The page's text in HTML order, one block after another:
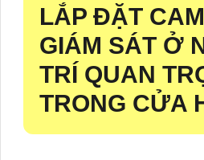
LẮP ĐẶT
GIÁM SÁT Ở
TRÍ QUAN
TRONG CỬA